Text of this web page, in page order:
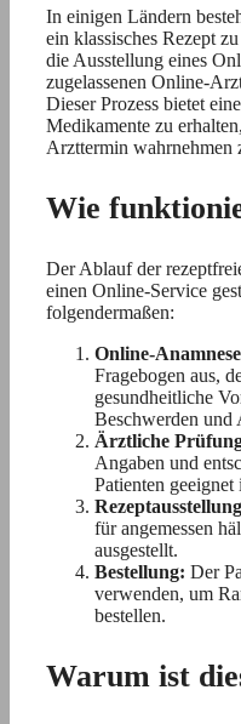
In einigen Ländern
ein klassisches Rezept
die Ausstellung eines
zugelassenen Online-
Dieser Prozess bietet
Medikamente zu
Arzttermin wahrnehmen
Wie
Der Ablauf der
einen Online-Service
folgendermaßen:
Online-
Fragebogen aus,
gesundheitliche
Beschwerden und
Ärztliche
Angaben und
Patienten geeignet
für angemessen
ausgestellt.
Bestellung: Der
verwenden, um
bestellen.
Warum ist